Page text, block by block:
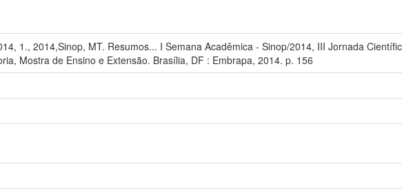
1., 2014,Sinop, MT. Resumos... I Semana Acadêmica - Sinop/2014, III Jornada
Mostra de Ensino e Extensão. Brasília, DF : Embrapa, 2014. p. 156